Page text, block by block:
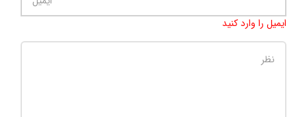
ایمیل را وارد کنید